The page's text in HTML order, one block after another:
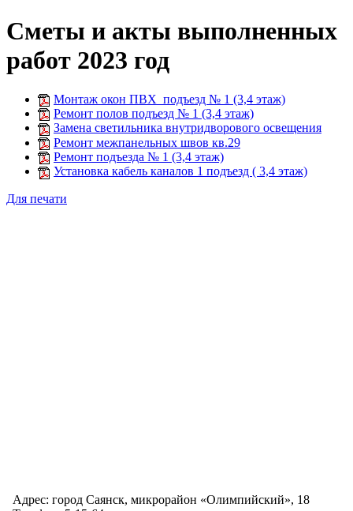
Сметы и акты выполненных
работ 2023 год
Монтаж окон ПВХ подъезд № 1 (3,4 этаж)
Ремонт полов подъезд № 1 (3,4 этаж)
Замена светильника внутридворового освещения
Ремонт межпанельных швов кв.29
Ремонт подъезда № 1 (3,4 этаж)
Установка кабель каналов 1 подъезд ( 3,4 этаж)
Для печати
Адрес: город Саянск, микрорайон «Олимпийский», 18